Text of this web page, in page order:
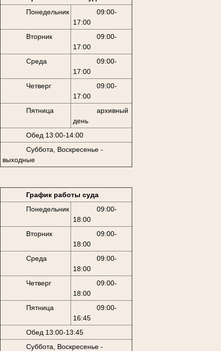
Понедельник
09:00-
17:00
Вторник
09:00-
17:00
Среда
09:00-
17:00
Четверг
09:00-
17:00
Пятница
архивный
день
Обед 13:00-14:00
Суббота, Воскресенье -
выходные
График работы суда
Понедельник
09:00-
18:00
Вторник
09:00-
18:00
Среда
09:00-
18:00
Четверг
09:00-
18:00
Пятница
09:00-
16:45
Обед 13:00-13:45
Суббота, Воскресенье -